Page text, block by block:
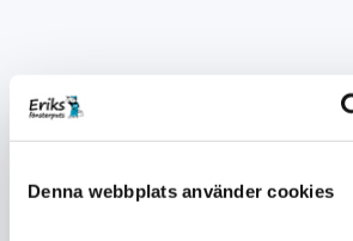
Denna webbplats använder cookies